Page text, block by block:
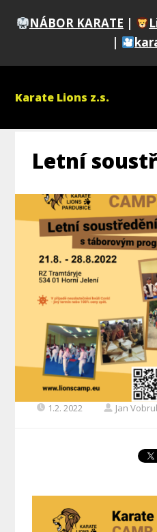
NÁBOR KARATE |
|
Karate Lions z.s.
Letní
1.2. 2022 Jan